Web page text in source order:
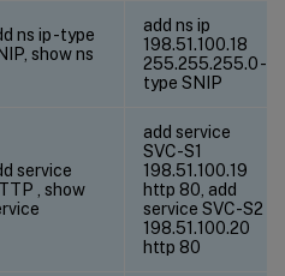
ns ip-type
show ns
add ns ip
198.51.100.18
255.255.255.0 -
type SNIP
service
, show
add service
SVC-S1
198.51.100.19
http 80, add
service SVC-S2
198.51.100.20
http 80